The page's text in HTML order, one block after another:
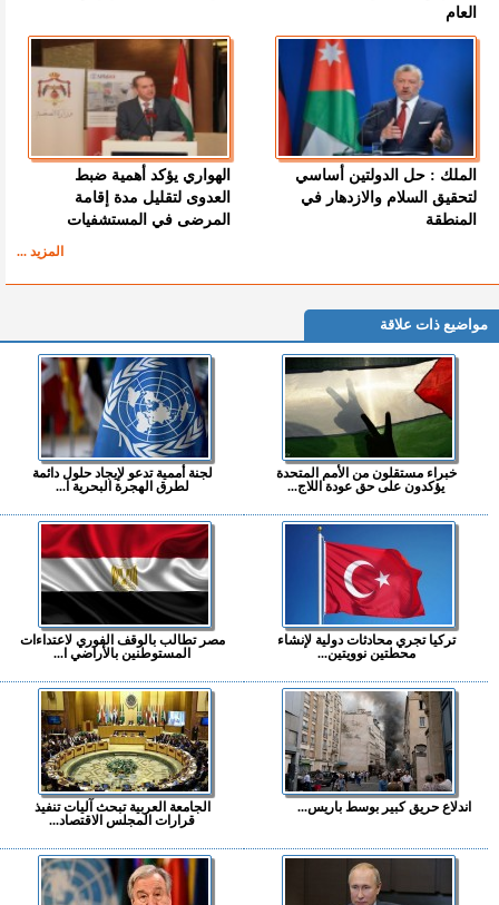
العام
الملك : حل الدولتين أساسي
لتحقيق السلام والازدهار في
المنطقة
الهواري يؤكد أهمية ضبط
العدوى لتقليل مدة إقامة
المرضى في المستشفيات
المزيد ...
مواضيع ذات علاقة
خبراء مستقلون من الأمم المتحدة
يؤكدون على حق عودة اللاج...
لجنة أممية تدعو لإيجاد حلول دائمة
لطرق الهجرة البحرية ا...
تركيا تجري محادثات دولية لإنشاء
محطتين نوويتين...
مصر تطالب بالوقف الفوري لاعتداءات
المستوطنين بالأراضي ا...
اندلاع حريق كبير بوسط باريس...
الجامعة العربية تبحث آليات تنفيذ
قرارات المجلس الاقتصاد...